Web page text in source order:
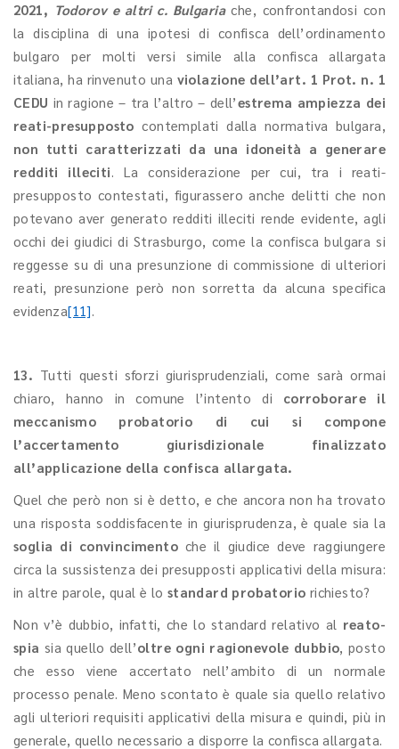
2021, Todorov e altri c. Bulgariache, confrontandosi con
la disciplina di una ipotesi di confisca dell’ordinamento
bulgaro per molti versi simile alla confisca allargata
italiana, ha rinvenuto una violazione dell’art. 1 Prot. n. 1
CEDU in ragione – tra l’altro – dell’estrema ampiezza dei
reati-presuppostocontemplati dalla normativa bulgara,
non tutti caratterizzati da una idoneità a generare
redditi illeciti. La considerazione per cui, tra i reati-
presupposto contestati, figurassero anche delitti che non
potevano aver generato redditi illeciti rende evidente, agli
occhi dei giudici di Strasburgo, come la confisca bulgara si
reggesse su di una presunzione di commissione di ulteriori
reati, presunzione però non sorretta da alcuna specifica
evidenza[11].
13. Tutti questi sforzi giurisprudenziali, come sarà ormai
chiaro, hanno in comune l’intento di corroborare il
meccanismo probatorio di cui si compone
l’accertamento giurisdizionale finalizzato
all’applicazione della confisca allargata.
Quel che però non si è detto, e che ancora non ha trovato
una risposta soddisfacente in giurisprudenza, è quale sia la
soglia di convincimento che il giudice deve raggiungere
circa la sussistenza dei presupposti applicativi della misura:
in altre parole, qual è lo standard probatorio richiesto?
Non v’è dubbio, infatti, che lo standard relativo al reato-
spia sia quello dell’oltre ogni ragionevole dubbio, posto
che esso viene accertato nell’ambito di un normale
processo penale. Meno scontato è quale sia quello relativo
agli ulteriori requisiti applicativi della misura e quindi, più in
generale, quello necessario a disporre la confisca allargata.